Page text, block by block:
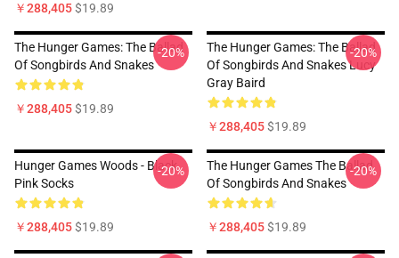
￥288,405$19.89
The Hunger Games: The Ballad
Of Songbirds And Snakes
￥288,405$19.89
-20%
The Hunger Games: The Ballad
Of Songbirds And Snakes Lucy
Gray Baird
￥288,405$19.89
-20%
Hunger Games Woods - Black
Pink Socks
￥288,405$19.89
-20%
The Hunger Games The Ballad
Of Songbirds And Snakes
￥288,405$19.89
-20%